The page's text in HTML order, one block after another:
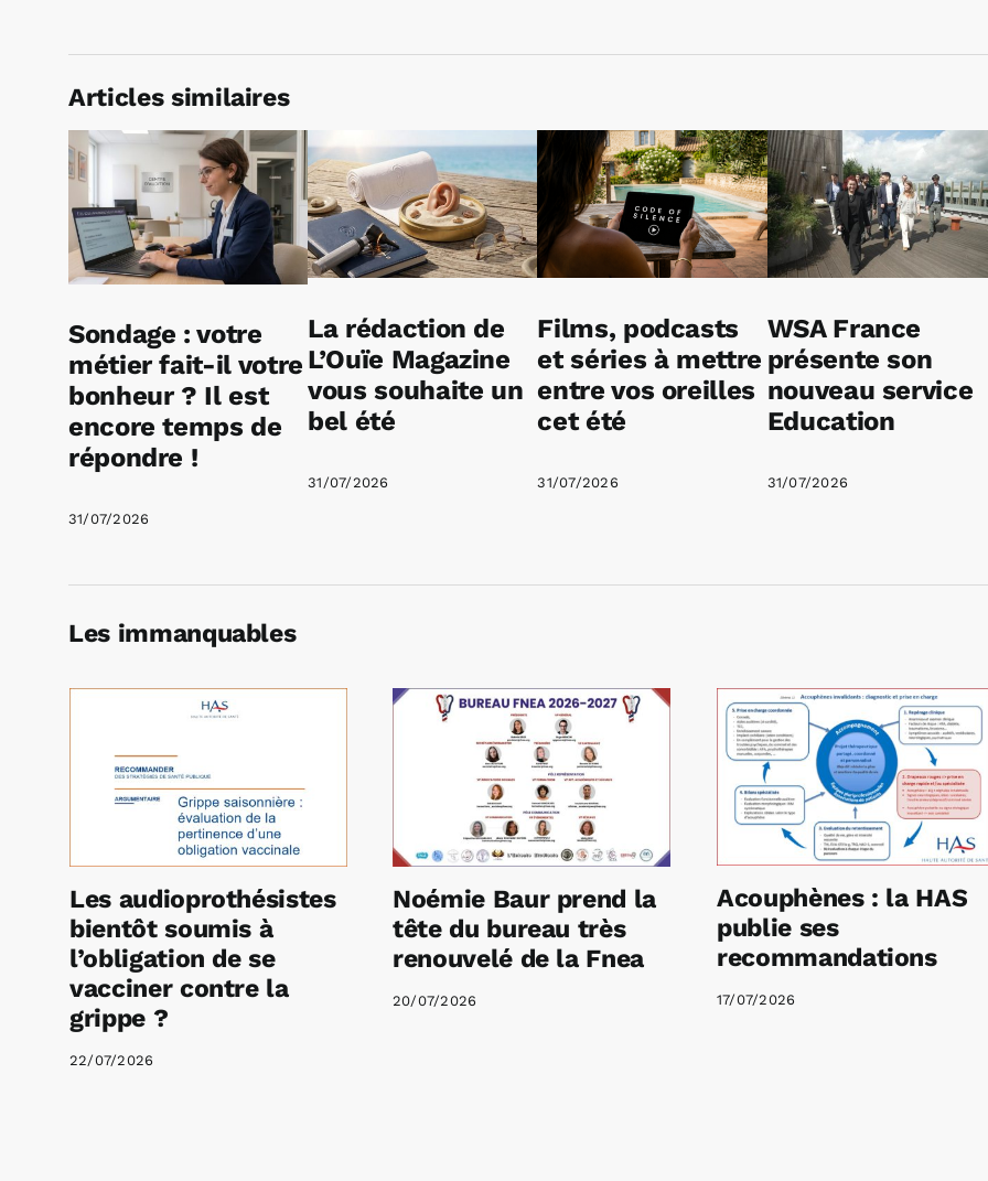
Articles similaires
Sondage : votre
métier fait-il votre
bonheur ? Il est
encore temps de
répondre !
31/07/2026
La rédaction de
L’Ouïe Magazine
vous souhaite un
bel été
31/07/2026
Films, podcasts
et séries à mettre
entre vos oreilles
cet été
31/07/2026
WSA France
présente son
nouveau service
Education
31/07/2026
Les immanquables
Les audioprothésistes
bientôt soumis à
l’obligation de se
vacciner contre la
grippe ?
22/07/2026
Noémie Baur prend la
tête du bureau très
renouvelé de la Fnea
20/07/2026
Acouphènes : la HAS
publie ses
recommandations
17/07/2026